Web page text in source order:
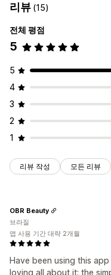
리뷰 (15)
전체 평점
5
5
4
3
2
1
리뷰 작성 모든 리뷰
Have been using this
loving all about it: the
OBR Beauty
브라질
앱 사용 기간 대략 2개월